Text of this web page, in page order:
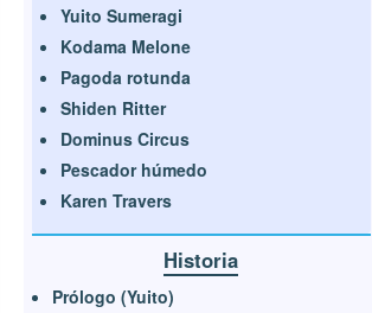
Yuito Sumeragi
Kodama Melone
Pagoda rotunda
Shiden Ritter
Dominus Circus
Pescador húmedo
Karen Travers
Historia
Prólogo (Yuito)